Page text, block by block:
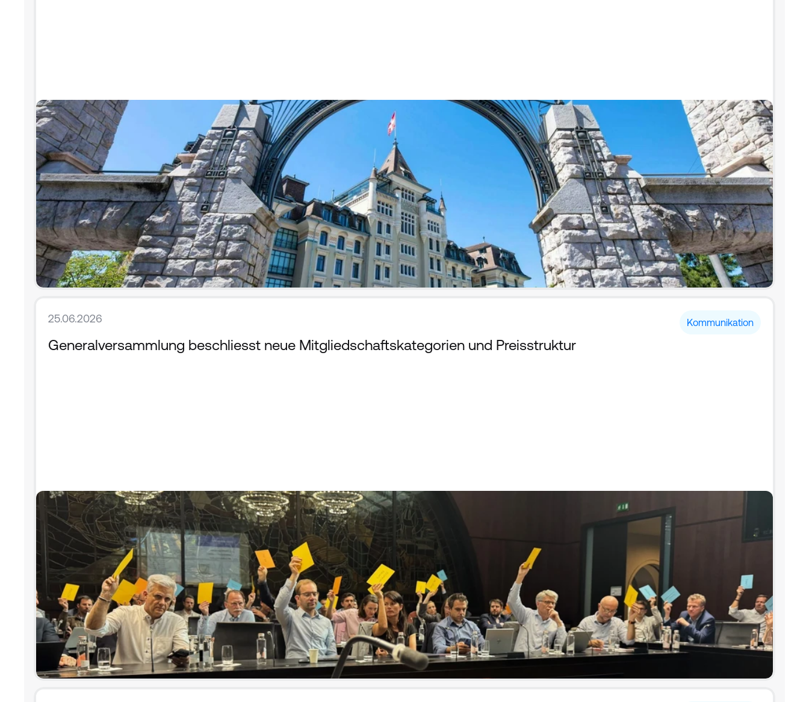
25.06.2026 Kommunikation
Generalversammlung beschliesst neue Mitgliedschaftskategorien und Preisstruktur